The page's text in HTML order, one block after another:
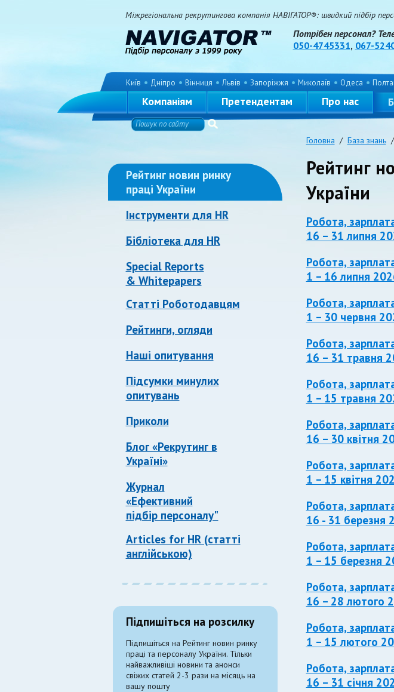
Міжрегіональна рекрутингова компанія НАВІГАТОР®: швидкий підбір
Потрібен персонал?
050-4745331, 067-
Київ Дніпро Вінниця Львів Запоріжжя Миколаїв Одеса
Компаніям Претендентам Про нас
Головна / База знань/
Рейтинг новин ринку
праці України
Інструменти для HR
Бібліотека для HR
Special Reports
& Whitepapers
Статті Роботодавцям
Рейтинги, огляди
Наші опитування
Підсумки минулих
опитувань
Приколи
Блог «Рекрутинг в
Україні»
Журнал
«Ефективний
підбір персоналу"
Articles for HR (статті
англійською)
Підпишіться на розсилку
Підпишіться на Рейтинг новин ринку
праці та персоналу України. Тільки
найважливіші новини та анонси
свіжих статей 2-3 рази на місяць на
вашу пошту
Рейтинг
України
Робота,
16 – 31 липня
Робота,
1 – 16 липня
Робота,
1 – 30 червня
Робота,
16 – 31 травня
Робота,
1 – 15 травня
Робота,
16 – 30 квітня
Робота,
1 – 15 квітня
Робота,
16 - 31 березня
Робота,
1 – 15 березня
Робота,
16 – 28 лютого
Робота,
1 – 15 лютого
Робота,
16 – 31 січня